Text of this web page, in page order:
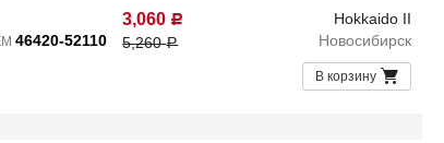
46420-52110
3,060 Р
5,260Р
Hokkaido II
Новосибирск
В корзину